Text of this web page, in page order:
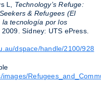
L, Technology’s Refuge:
& Refugees (El
tecnología por los
2009. Sídney: UTS ePress.
dspace/handle/2100/928